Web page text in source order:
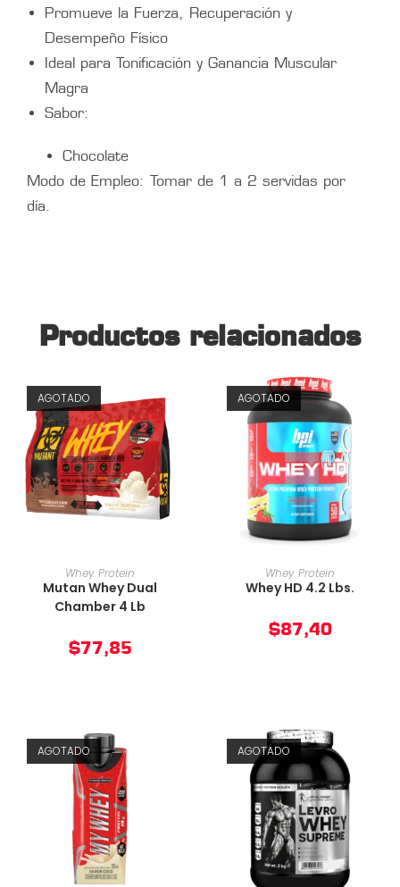
Promueve la Fuerza, Recuperación y
Desempeño Físico
Ideal para Tonificación y Ganancia Muscular
Magra
Sabor:
Chocolate
Modo de Empleo: Tomar de 1 a 2 servidas por
día.
Productos relacionados
AGOTADO
AÑADIR AL CARRITO
Whey Protein
Mutan Whey Dual
Chamber 4 Lb
$77,85
AGOTADO
AÑADIR AL CARRITO
Whey Protein
Whey HD 4.2 Lbs.
$87,40
AGOTADO AGOTADO